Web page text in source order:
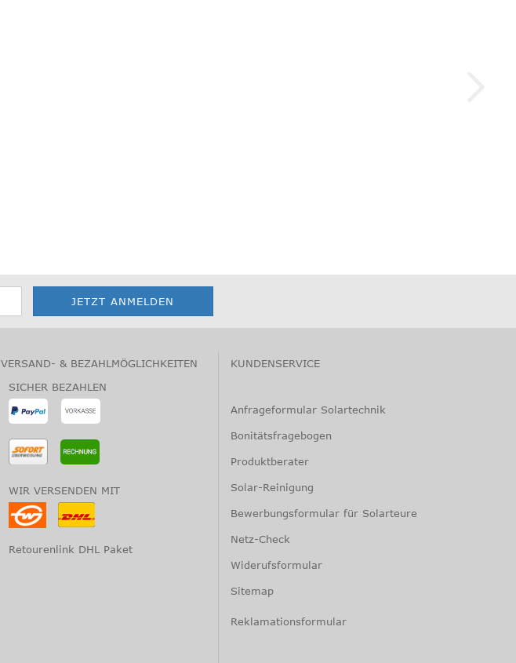
VERSAND- & BEZAHLMÖGLICHKEITEN
SICHER BEZAHLEN
WIR VERSENDEN MIT
Retourenlink DHL Paket
KUNDENSERVICE
Anfrageformular Solartechnik
Bonitätsfragebogen
Produktberater
Solar-Reinigung
Bewerbungsformular für Solarteure
Netz-Check
Widerufsformular
Sitemap
Reklamationsformular